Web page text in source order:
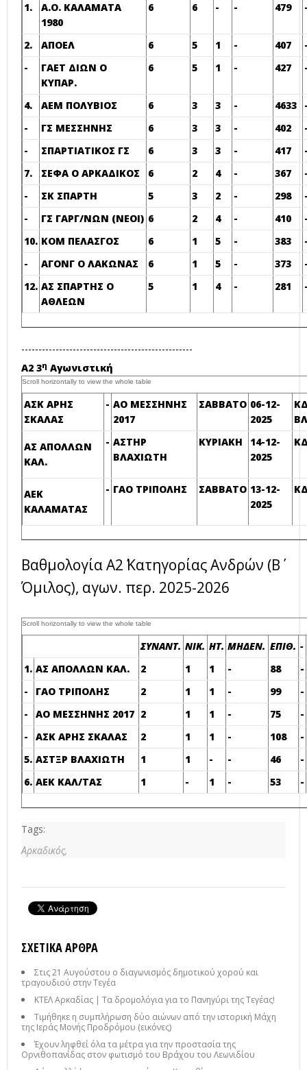
1.
Α.Ο. ΚΑΛΑΜΑΤΑ
1980
6 6 - - 479
2. ΑΠΟΕΛ 6 5 1 - 407
-
ΓΑΕΤ ΔΙΩΝ Ο
ΚΥΠΑΡ.
6 5 1 - 427
4. ΑΕΜ ΠΟΛΥΒΙΟΣ 6 3 3 - 4633
-
ΓΣ ΜΕΣΣΗΝΗΣ 6 3 3 - 402
-
ΣΠΑΡΤΙΑΤΙΚΟΣ ΓΣ 6 3 3 - 417
7.
ΣΕΦΑ Ο ΑΡΚΑΔΙΚΟΣ 6 2 4 - 367
-
ΣΚ ΣΠΑΡΤΗ 5 3 2 - 298
-
ΓΣ ΓΑΡΓ/ΝΩΝ (ΝΕΟΙ) 6 2 4 - 410
10. ΚΟΜ ΠΕΛΑΣΓΟΣ 6 1 5 - 383
-
ΑΓΟΝΓ Ο ΛΑΚΩΝΑΣ 6 1 5 - 373
12. ΑΣ ΣΠΑΡΤΗΣ Ο
ΑΘΛΕΩΝ
5 1 4 - 281
--------------------------------------------------
Α2 3η Αγωνιστική
ΑΣΚ ΑΡΗΣ
ΣΚΑΛΑΣ
- ΑΟ ΜΕΣΣΗΝΗΣ
2017
ΣΑΒΒΑΤΟ 06-12-
2025
ΑΣ ΑΠΟΛΛΩΝ
ΚΑΛ.
- ΑΣΤΗΡ
ΒΛΑΧΙΩΤΗ
ΚΥΡΙΑΚΗ
14-12-
2025
ΑΕΚ
ΚΑΛΑΜΑΤΑΣ
- ΓΑΟ ΤΡΙΠΟΛΗΣ ΣΑΒΒΑΤΟ 13-12-
2025
Βαθμολογία A2΄ Κατηγορίας Ανδρών (Β΄
Όμιλος), αγων. περ. 2025-2026
ΣΥΝΑΝΤ. ΝΙΚ. ΗΤ. ΜΗΔΕΝ. ΕΠΙΘ. -
1. ΑΣ ΑΠΟΛΛΩΝ ΚΑΛ. 2 1 1 - 88
-
-
ΓΑΟ ΤΡΙΠΟΛΗΣ 2 1 1 - 99
-
-
ΑΟ ΜΕΣΣΗΝΗΣ 2017 2 1 1 - 75
-
-
ΑΣΚ ΑΡΗΣ ΣΚΑΛΑΣ 2 1 1 - 108
-
5. ΑΣΤΞΡ ΒΛΑΧΙΩΤΗ 1 1 - - 46
-
6. ΑΕΚ ΚΑΛ/ΤΑΣ 1 - 1 - 53 -
Tags:
Αρκαδικός,
ΣΧΕΤΙΚΆ ΆΡΘΡΑ
Στις 21 Αυγούστου ο διαγωνισμός δημοτικού χορού και
τραγουδιού στην Τεγέα
ΚΤΕΛ Αρκαδίας | Τα δρομολόγια για το Πανηγύρι της Τεγέας!
Τιμήθηκε η συμπλήρωση δύο αιώνων από την ιστορική Μάχη
της Ιεράς Μονής Προδρόμου (εικόνες)
Έχουν ληφθεί όλα τα μέτρα για την προστασία της
Ορνιθοπανίδας στον φωτισμό του Βράχου του Λεωνιδίου